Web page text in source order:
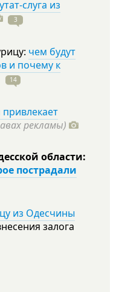
слуга из
3
чем будут
и почему к
14
рекламы)
области:
пострадали
из Одесчины
залога